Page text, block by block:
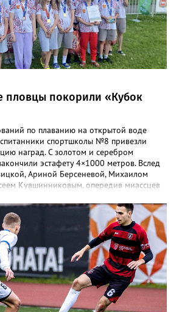
работ», где средняя группа
взяли бронзу. Всего «Горные стрелки»
достоинства. В средней группе
стали вице-чемпионами, в старшей –
пловцы покорили «Кубок
по плаванию на открытой воде
спортшколы №8 привезли
наград. С золотом и серебром
эстафету 4×1000 метров. Вслед
Ариной Берсеневой, Михаилом
Кувшинниковым, опередив миассцев
Дмитрий Векшин и Макар Смирнов.
среди девушек 14–16 лет забрала
отстала от неё Софья Новикова. На трёх
среди юношей первым стал
— Михаил Придатченко. А в
3000 метров пьедестал оказался
На него поднялись Софья
и Елизавета Дубовицкая. Всего
старт вышли 155 спортсменов из
Пласта и Южноуральска.